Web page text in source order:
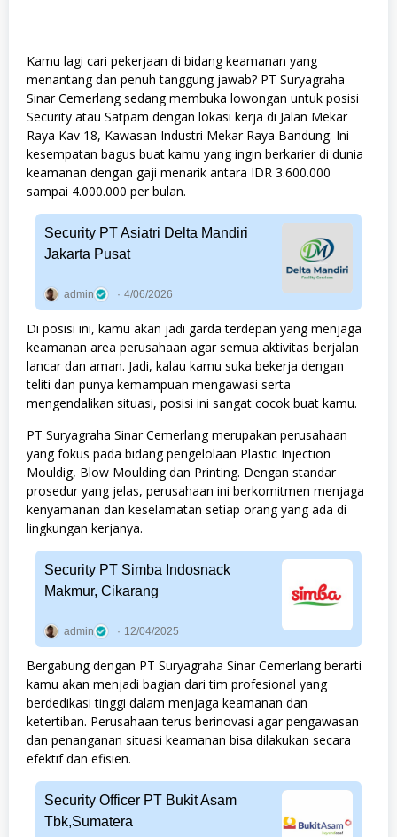
Kamu lagi cari pekerjaan di bidang keamanan yang
menantang dan penuh tanggung jawab? PT Suryagraha
Sinar Cemerlang sedang membuka lowongan untuk posisi
Security atau Satpam dengan lokasi kerja di Jalan Mekar
Raya Kav 18, Kawasan Industri Mekar Raya Bandung. Ini
kesempatan bagus buat kamu yang ingin berkarier di dunia
keamanan dengan gaji menarik antara IDR 3.600.000
sampai 4.000.000 per bulan.
Security PT Asiatri Delta Mandiri
Jakarta Pusat
admin 4/06/2026
Di posisi ini, kamu akan jadi garda terdepan yang menjaga
keamanan area perusahaan agar semua aktivitas berjalan
lancar dan aman. Jadi, kalau kamu suka bekerja dengan
teliti dan punya kemampuan mengawasi serta
mengendalikan situasi, posisi ini sangat cocok buat kamu.
PT Suryagraha Sinar Cemerlang merupakan perusahaan
yang fokus pada bidang pengelolaan Plastic Injection
Mouldig, Blow Moulding dan Printing. Dengan standar
prosedur yang jelas, perusahaan ini berkomitmen menjaga
kenyamanan dan keselamatan setiap orang yang ada di
lingkungan kerjanya.
Security PT Simba Indosnack
Makmur, Cikarang
admin 12/04/2025
Bergabung dengan PT Suryagraha Sinar Cemerlang berarti
kamu akan menjadi bagian dari tim profesional yang
berdedikasi tinggi dalam menjaga keamanan dan
ketertiban. Perusahaan terus berinovasi agar pengawasan
dan penanganan situasi keamanan bisa dilakukan secara
efektif dan efisien.
Security Officer PT Bukit Asam
Tbk,Sumatera